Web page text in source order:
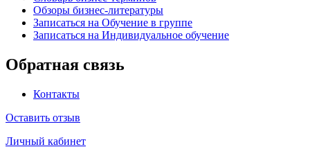
Обзоры бизнес-литературы
Записаться на Обучение в группе
Записаться на Индивидуальное обучение
Обратная связь
Контакты
Оставить отзыв
Личный кабинет